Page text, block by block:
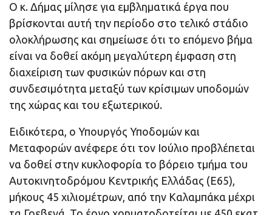
Ο κ. Δήμας μίλησε για εμβληματικά έργα που
βρίσκονται αυτή την περίοδο στο τελικό στάδιο
ολοκλήρωσης και σημείωσε ότι το επόμενο βήμα
είναι να δοθεί ακόμη μεγαλύτερη έμφαση στη
διαχείριση των φυσικών πόρων και στη
συνδεσιμότητα μεταξύ των κρίσιμων υποδομών
της χώρας και του εξωτερικού.
Ειδικότερα, ο Υπουργός Υποδομών και
Μεταφορών ανέφερε ότι τον Ιούλιο προβλέπεται
να δοθεί στην κυκλοφορία το βόρειο τμήμα του
Αυτοκινητοδρόμου Κεντρικής Ελλάδας (Ε65),
μήκους 45 χιλιομέτρων, από την Καλαμπάκα μέχρι